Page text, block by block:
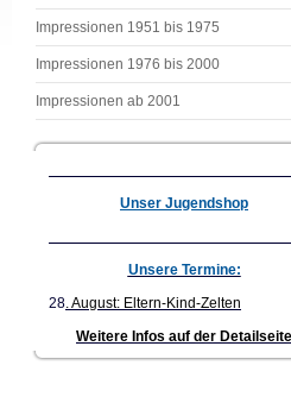
Impressionen 1951 bis 1975
Impressionen 1976 bis 2000
Impressionen ab 2001
Unser Jugendshop
Unsere Termine:
28. August: Eltern-Kind-Zelten
Weitere Infos auf der Detailseite